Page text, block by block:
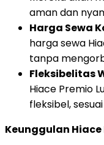
aman dan
Harga Sewa
harga sewa
tanpa
Fleksibelitas
Hiace Premio
fleksibel,
Keunggulan Hiace